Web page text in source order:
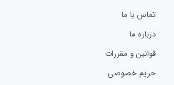
تماس با ما
درباره ما
قوانین و مقررات
حریم خصوصی